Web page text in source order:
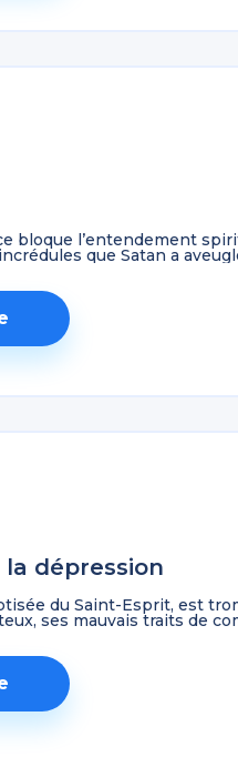
bloque l’entendement
que Satan a
dépression
du Saint-Esprit, est
ses mauvais traits de